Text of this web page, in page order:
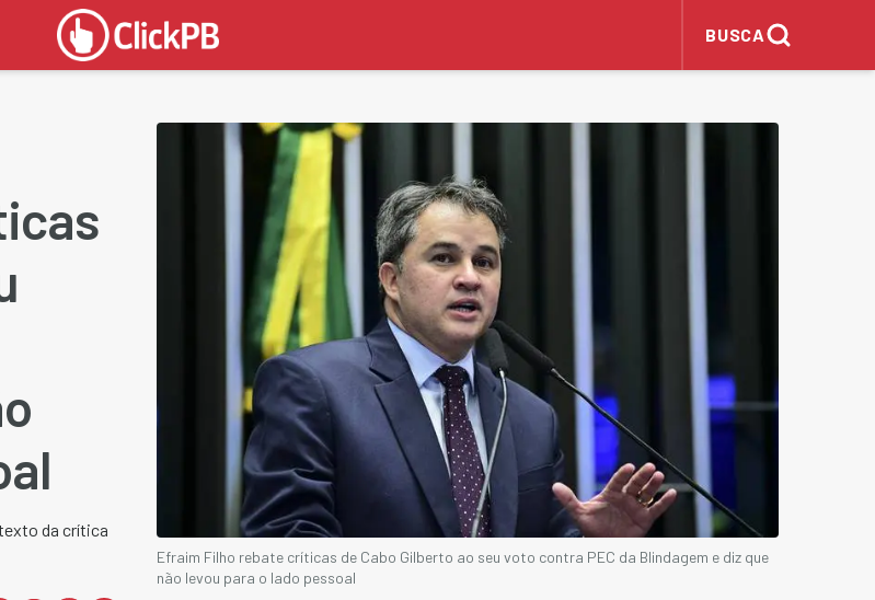
BUSCA
da crítica
Efraim Filho rebate críticas de Cabo Gilberto ao seu voto contra PEC da Blindagem e diz que
não levou para o lado pessoal